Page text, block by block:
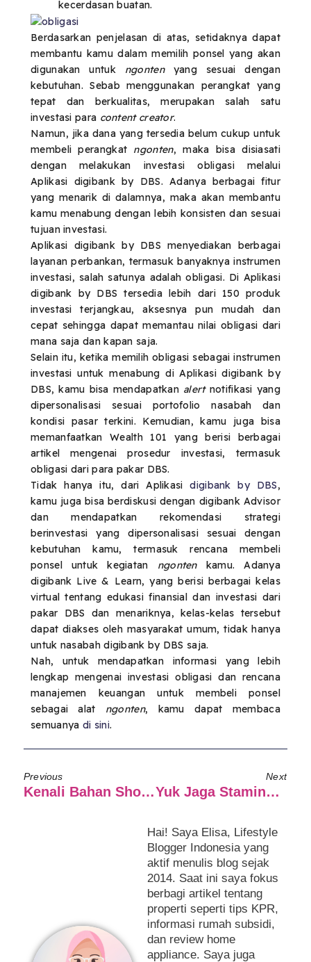
kecerdasan buatan.
Berdasarkan penjelasan di atas, setidaknya dapat
membantu kamu dalam memilih ponsel yang akan
digunakan untuk ngontenyang sesuai dengan
kebutuhan. Sebab menggunakan perangkat yang
tepat dan berkualitas, merupakan salah satu
investasi para content creator.
Namun, jika dana yang tersedia belum cukup untuk
membeli perangkat ngonten, maka bisa disiasati
dengan melakukan investasi obligasi melalui
Aplikasi digibank by DBS. Adanya berbagai fitur
yang menarik di dalamnya, maka akan membantu
kamu menabung dengan lebih konsisten dan sesuai
tujuan investasi.
Aplikasi digibank by DBS menyediakan berbagai
layanan perbankan, termasuk banyaknya instrumen
investasi, salah satunya adalah obligasi. Di Aplikasi
digibank by DBS tersedia lebih dari 150 produk
investasi terjangkau, aksesnya pun mudah dan
cepat sehingga dapat memantau nilai obligasi dari
mana saja dan kapan saja.
Selain itu, ketika memilih obligasi sebagai instrumen
investasi untuk menabung di Aplikasi digibank by
DBS, kamu bisa mendapatkan alert notifikasi yang
dipersonalisasi sesuai portofolio nasabah dan
kondisi pasar terkini. Kemudian, kamu juga bisa
memanfaatkan Wealth 101 yang berisi berbagai
artikel mengenai prosedur investasi, termasuk
obligasi dari para pakar DBS.
Tidak hanya itu, dari Aplikasidigibank by DBS,
kamu juga bisa berdiskusi dengan digibank Advisor
dan mendapatkan rekomendasi strategi
berinvestasi yang dipersonalisasi sesuai dengan
kebutuhan kamu, termasuk rencana membeli
ponsel untuk kegiatan ngontenkamu. Adanya
digibank Live & Learn, yang berisi berbagai kelas
virtual tentang edukasi finansial dan investasi dari
pakar DBS dan menariknya, kelas-kelas tersebut
dapat diakses oleh masyarakat umum, tidak hanya
untuk nasabah digibank by DBS saja.
Nah, untuk mendapatkan informasi yang lebih
lengkap mengenai investasi obligasi dan rencana
manajemen keuangan untuk membeli ponsel
sebagai alat ngonten, kamu dapat membaca
semuanya di sini.
Previous
Kenali Bahan Shoulder Bag Berkualitas Sebelum Membeli
Next
Yuk Jaga Stamina Tetap Fit Dengan Sido Muncul Natural Libidione!
Hai! Saya Elisa, Lifestyle
Blogger Indonesia yang
aktif menulis blog sejak
2014. Saat ini saya fokus
berbagi artikel tentang
properti seperti tips KPR,
informasi rumah subsidi,
dan review home
appliance. Saya juga